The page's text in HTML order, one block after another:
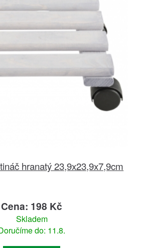
hranatý 23,9x23,9x7,9cm
Cena: 198 Kč
Skladem
do: 11.8.